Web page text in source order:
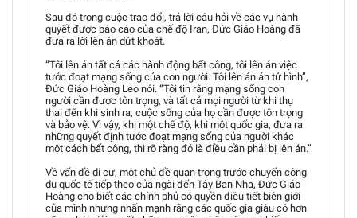
Sau đó trong cuộc trao đổi, trả lời câu hỏi về các vụ hành
quyết được báo cáo của chế độ Iran, Đức Giáo Hoàng đã
đưa ra lời lên án dứt khoát.
“Tôi lên án tất cả các hành động bất công, tôi lên án việc
tước đoạt mạng sống của con người. Tôi lên án án tử hình”,
Đức Giáo Hoàng Leo nói. “Tôi tin rằng mạng sống con
người cần được tôn trọng, và tất cả mọi người từ khi thụ
thai đến khi sinh ra, cuộc sống của họ cần được tôn trọng
và bảo vệ. Vì vậy, khi một chế độ, khi một quốc gia, đưa ra
những quyết định tước đoạt mạng sống của người khác
một cách bất công, thì rõ ràng đó là điều cần phải bị lên án.”
Về vấn đề di cư, một chủ đề quan trọng trước chuyến công
du quốc tế tiếp theo của ngài đến Tây Ban Nha, Đức Giáo
Hoàng cho biết các chính phủ có quyền điều tiết biên giới
của mình nhưng nhấn mạnh rằng các quốc gia giàu có hơn